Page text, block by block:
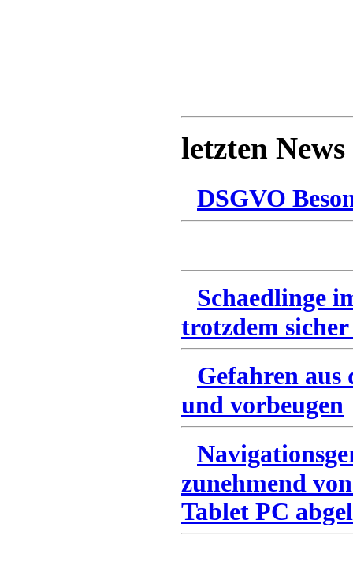
letzten News
DSGVO
Schaedlinge
trotzdem
Gefahren
und vorbeugen
zunehmend
Tablet PC